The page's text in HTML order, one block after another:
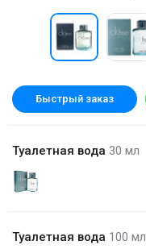
Быстрый заказ
Туалетная вода 30 мл
Туалетная вода 100 мл